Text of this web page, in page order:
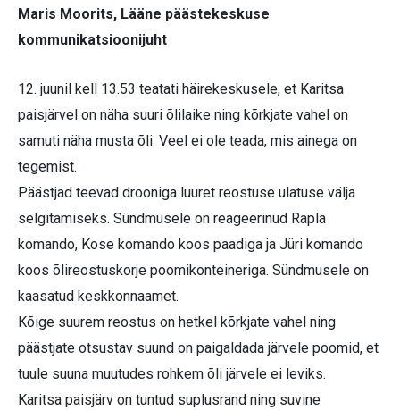
Maris Moorits, Lääne päästekeskuse
kommunikatsioonijuht
12. juunil kell 13.53 teatati häirekeskusele, et Karitsa
paisjärvel on näha suuri õlilaike ning kõrkjate vahel on
samuti näha musta õli. Veel ei ole teada, mis ainega on
tegemist.
Päästjad teevad drooniga luuret reostuse ulatuse välja
selgitamiseks. Sündmusele on reageerinud Rapla
komando, Kose komando koos paadiga ja Jüri komando
koos õlireostuskorje poomikonteineriga. Sündmusele on
kaasatud keskkonnaamet.
Kõige suurem reostus on hetkel kõrkjate vahel ning
päästjate otsustav suund on paigaldada järvele poomid, et
tuule suuna muutudes rohkem õli järvele ei leviks.
Karitsa paisjärv on tuntud suplusrand ning suvine